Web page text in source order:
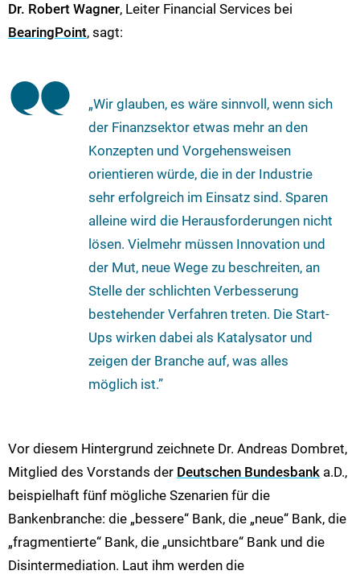
Dr. Robert Wagner, Leiter Financial Services bei
BearingPoint, sagt:
„Wir glauben, es wäre sinnvoll, wenn sich
der Finanzsektor etwas mehr an den
Konzepten und Vorgehensweisen
orientieren würde, die in der Industrie
sehr erfolgreich im Einsatz sind. Sparen
alleine wird die Herausforderungen nicht
lösen. Vielmehr müssen Innovation und
der Mut, neue Wege zu beschreiten, an
Stelle der schlichten Verbesserung
bestehender Verfahren treten. Die Start-
Ups wirken dabei als Katalysator und
zeigen der Branche auf, was alles
möglich ist.”
Vor diesem Hintergrund zeichnete Dr. Andreas Dombret,
Mitglied des Vorstands der Deutschen Bundesbank a.D.,
beispielhaft fünf mögliche Szenarien für die
Bankenbranche: die „bessere“ Bank, die „neue“ Bank, die
„fragmentierte“ Bank, die „unsichtbare“ Bank und die
Disintermediation. Laut ihm werden die